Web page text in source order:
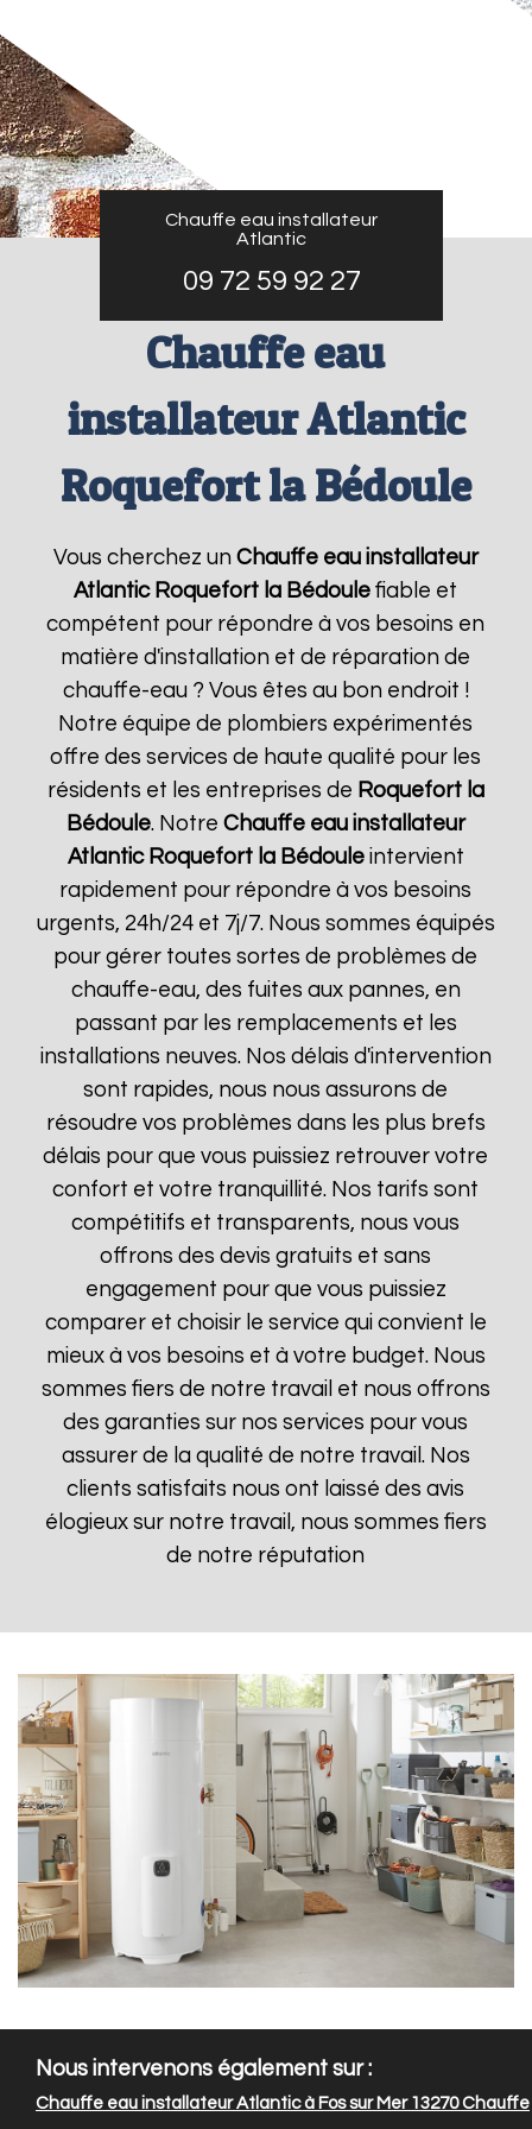
Chauffe eau installateur
Atlantic
09 72 59 92 27
Chauffe eau
installateur Atlantic
Roquefort la Bédoule
Vous cherchez un Chauffe eau installateur
Atlantic Roquefort la Bédoule fiable et
compétent pour répondre à vos besoins en
matière d'installation et de réparation de
chauffe-eau ? Vous êtes au bon endroit !
Notre équipe de plombiers expérimentés
offre des services de haute qualité pour les
résidents et les entreprises de Roquefort la
Bédoule. Notre Chauffe eau installateur
Atlantic Roquefort la Bédouleintervient
rapidement pour répondre à vos besoins
urgents, 24h/24 et 7j/7. Nous sommes équipés
pour gérer toutes sortes de problèmes de
chauffe-eau, des fuites aux pannes, en
passant par les remplacements et les
installations neuves. Nos délais d'intervention
sont rapides, nous nous assurons de
résoudre vos problèmes dans les plus brefs
délais pour que vous puissiez retrouver votre
confort et votre tranquillité. Nos tarifs sont
compétitifs et transparents, nous vous
offrons des devis gratuits et sans
engagement pour que vous puissiez
comparer et choisir le service qui convient le
mieux à vos besoins et à votre budget. Nous
sommes fiers de notre travail et nous offrons
des garanties sur nos services pour vous
assurer de la qualité de notre travail. Nos
clients satisfaits nous ont laissé des avis
élogieux sur notre travail, nous sommes fiers
de notre réputation
Nous intervenons également sur :
Chauffe eau installateur Atlantic à Fos sur Mer 13270Chauffe